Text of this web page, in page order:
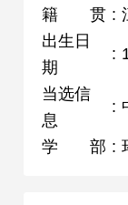
籍贯 :
出生日
期
:
当选信
息
:
学部 :